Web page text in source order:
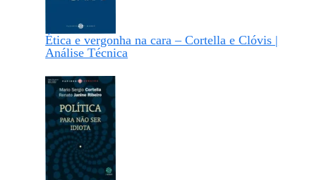
Ética e vergonha na cara – Cortella e Clóvis |
Análise Técnica